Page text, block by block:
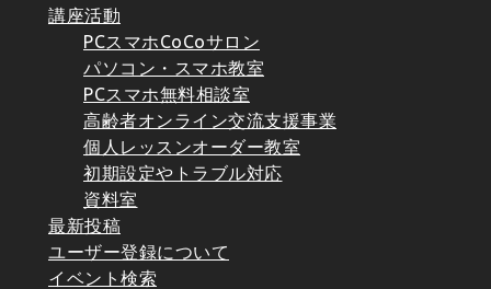
講座活動
PCスマホCoCoサロン
パソコン・スマホ教室
PCスマホ無料相談室
高齢者オンライン交流支援事業
個人レッスンオーダー教室
初期設定やトラブル対応
資料室
最新投稿
ユーザー登録について
イベント検索